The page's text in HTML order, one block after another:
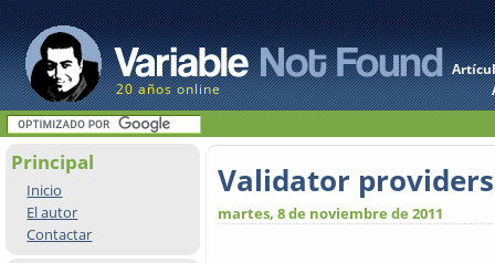
20 años online
Principal
Inicio
El autor
Contactar
Validator providers
martes, 8 de noviembre de 2011